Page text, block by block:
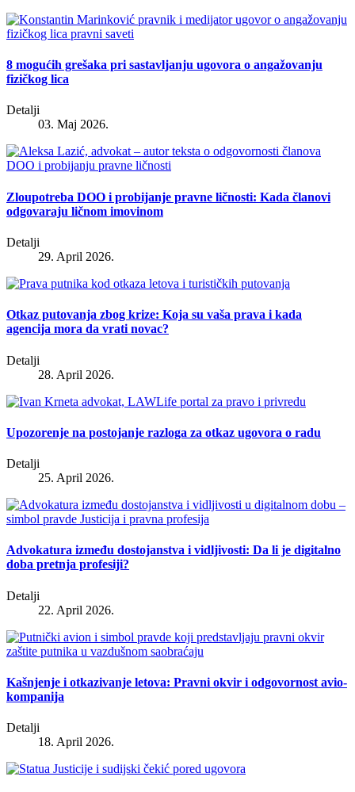
8 mogućih grešaka pri sastavljanju ugovora o angažovanju
fizičkog lica
Detalji
03. Maj 2026.
Zloupotreba DOO i probijanje pravne ličnosti: Kada članovi
odgovaraju ličnom imovinom
Detalji
29. April 2026.
Otkaz putovanja zbog krize: Koja su vaša prava i kada
agencija mora da vrati novac?
Detalji
28. April 2026.
Upozorenje na postojanje razloga za otkaz ugovora o radu
Detalji
25. April 2026.
Advokatura između dostojanstva i vidljivosti: Da li je digitalno
doba pretnja profesiji?
Detalji
22. April 2026.
Kašnjenje i otkazivanje letova: Pravni okvir i odgovornost avio-
kompanija
Detalji
18. April 2026.